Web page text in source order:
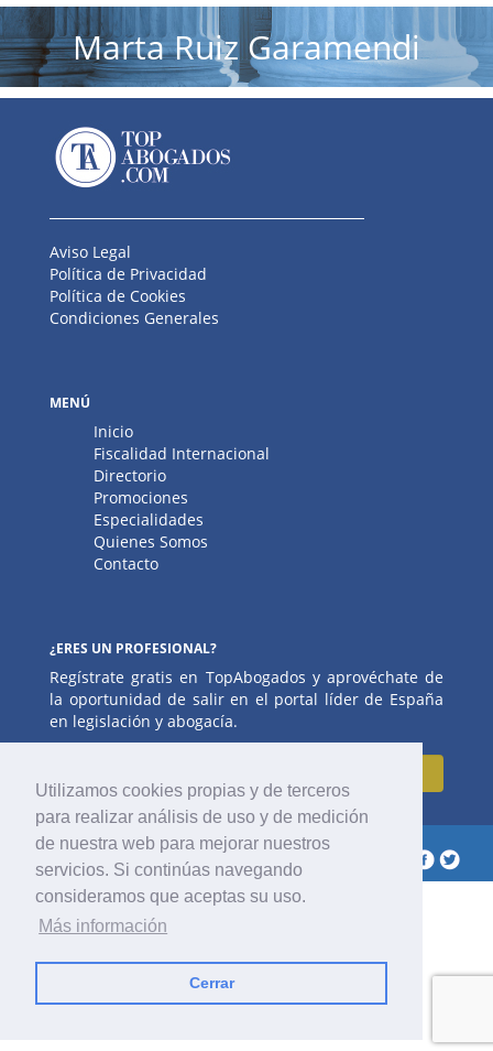
Utilizamos cookies propias y de terceros
para realizar análisis de uso y de medición
de nuestra web para mejorar nuestros
servicios. Si continúas navegando
consideramos que aceptas su uso.
Más información
Cerrar
Marta Ruiz Garamendi
Aviso Legal
Política de Privacidad
Política de Cookies
Condiciones Generales
MENÚ
Inicio
Fiscalidad Internacional
Directorio
Promociones
Especialidades
Quienes Somos
Contacto
¿ERES UN PROFESIONAL?
Regístrate gratis en TopAbogados y aprovéchate de
la oportunidad de salir en el portal líder de España
en legislación y abogacía.
2017 © Top Abogados